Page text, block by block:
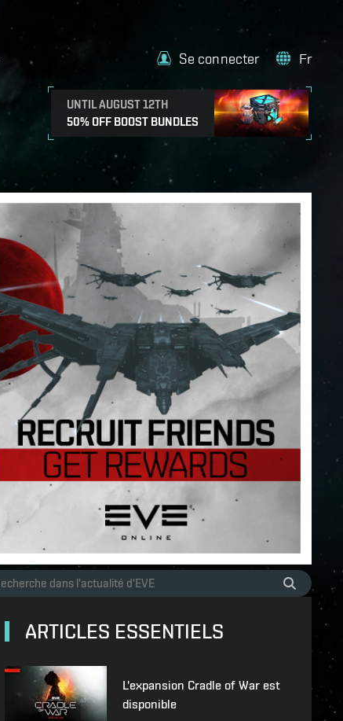
UNTIL AUGUST 12TH
50% OFF BOOST BUNDLES
Se connecter Fr
ARTICLES ESSENTIELS
L'expansion Cradle of War est
disponible